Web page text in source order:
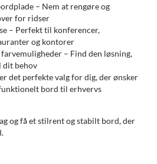
– Nem at rengøre og
for ridser
– Perfekt til konferencer,
og kontorer
– Find den løsning,
dit behov
det perfekte valg for dig, der ønsker
bord til erhvervs
og få et stilrent og stabilt bord, der